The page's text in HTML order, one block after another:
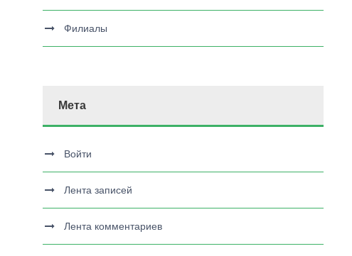
Филиалы
Мета
Войти
Лента записей
Лента комментариев